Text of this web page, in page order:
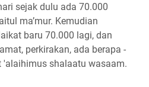
sejak dulu ada 70.000
ma’mur. Kemudian
baru 70.000 lagi, dan
perkirakan, ada berapa -
shalaatu wasaam.